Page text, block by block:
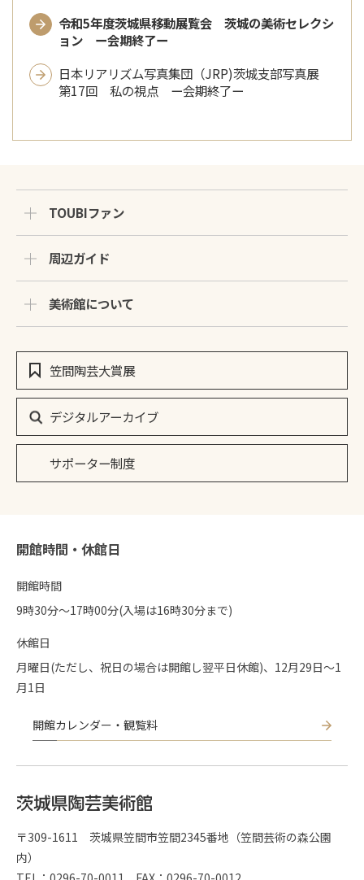
令和5年度茨城県移動展覧会 茨城の美術セレクシ
ョン ー会期終了ー
日本リアリズム写真集団（JRP)茨城支部写真展
第17回 私の視点 ー会期終了ー
TOUBIファン
周辺ガイド
美術館について
笠間陶芸大賞展
デジタルアーカイブ
サポーター制度
開館時間・休館日
開館時間
9時30分〜17時00分(入場は16時30分まで)
休館日
月曜日(ただし、祝日の場合は開館し翌平日休館)、12月29日～1
月1日
開館カレンダー・観覧料
〒309-1611 茨城県笠間市笠間2345番地（笠間芸術の森公園
内）